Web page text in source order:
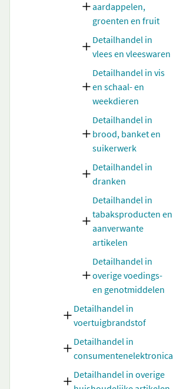
aardappelen,
groenten en fruit
Detailhandel in
vlees en vleeswaren
Detailhandel in vis
en schaal- en
weekdieren
Detailhandel in
brood, banket en
suikerwerk
Detailhandel in
dranken
Detailhandel in
tabaksproducten en
aanverwante
artikelen
Detailhandel in
overige voedings-
en genotmiddelen
Detailhandel in
voertuigbrandstof
Detailhandel in
consumentenelektronica
Detailhandel in overige